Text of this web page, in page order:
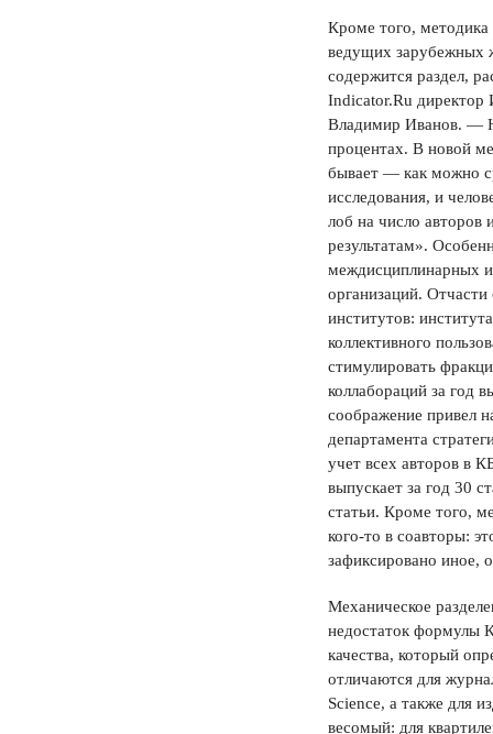
Кроме того, методика
ведущих зарубежных
содержится раздел,
Indicator.Ru
Владимир Иванов. —
процентах. В новой
бывает — как можно
исследования, и
лоб на число авторов
результатам».
междисциплинарных
организаций.
институтов:
коллективного
стимулировать
коллабораций за год
соображение привел
департамента
учет всех авторов в
выпускает за год 30
статьи. Кроме того,
кого-то в соавторы:
зафиксировано иное,
Механическое
недостаток формулы
качества, который
отличаются для
Science, а также для
весомый: для